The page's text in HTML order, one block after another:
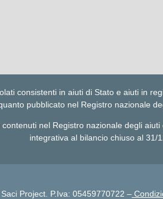
consistenti in aiuti di Stato e aiuti in
pubblicato nel Registro nazionale
nel Registro nazionale degli
integrativa al bilancio chiuso al 31/
Saci Project. P.Iva: 05459770722 –